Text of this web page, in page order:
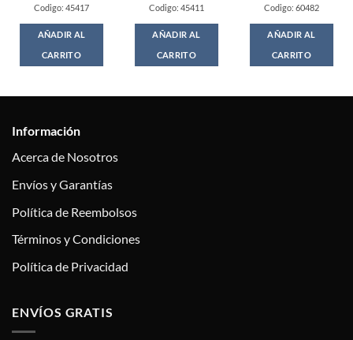
Codigo: 45417
AÑADIR AL
CARRITO
Codigo: 45411
AÑADIR AL
CARRITO
Codigo: 60482
AÑADIR AL
CARRITO
Información
Acerca de Nosotros
Envíos y Garantías
Política de Reembolsos
Términos y Condiciones
Política de Privacidad
ENVÍOS GRATIS